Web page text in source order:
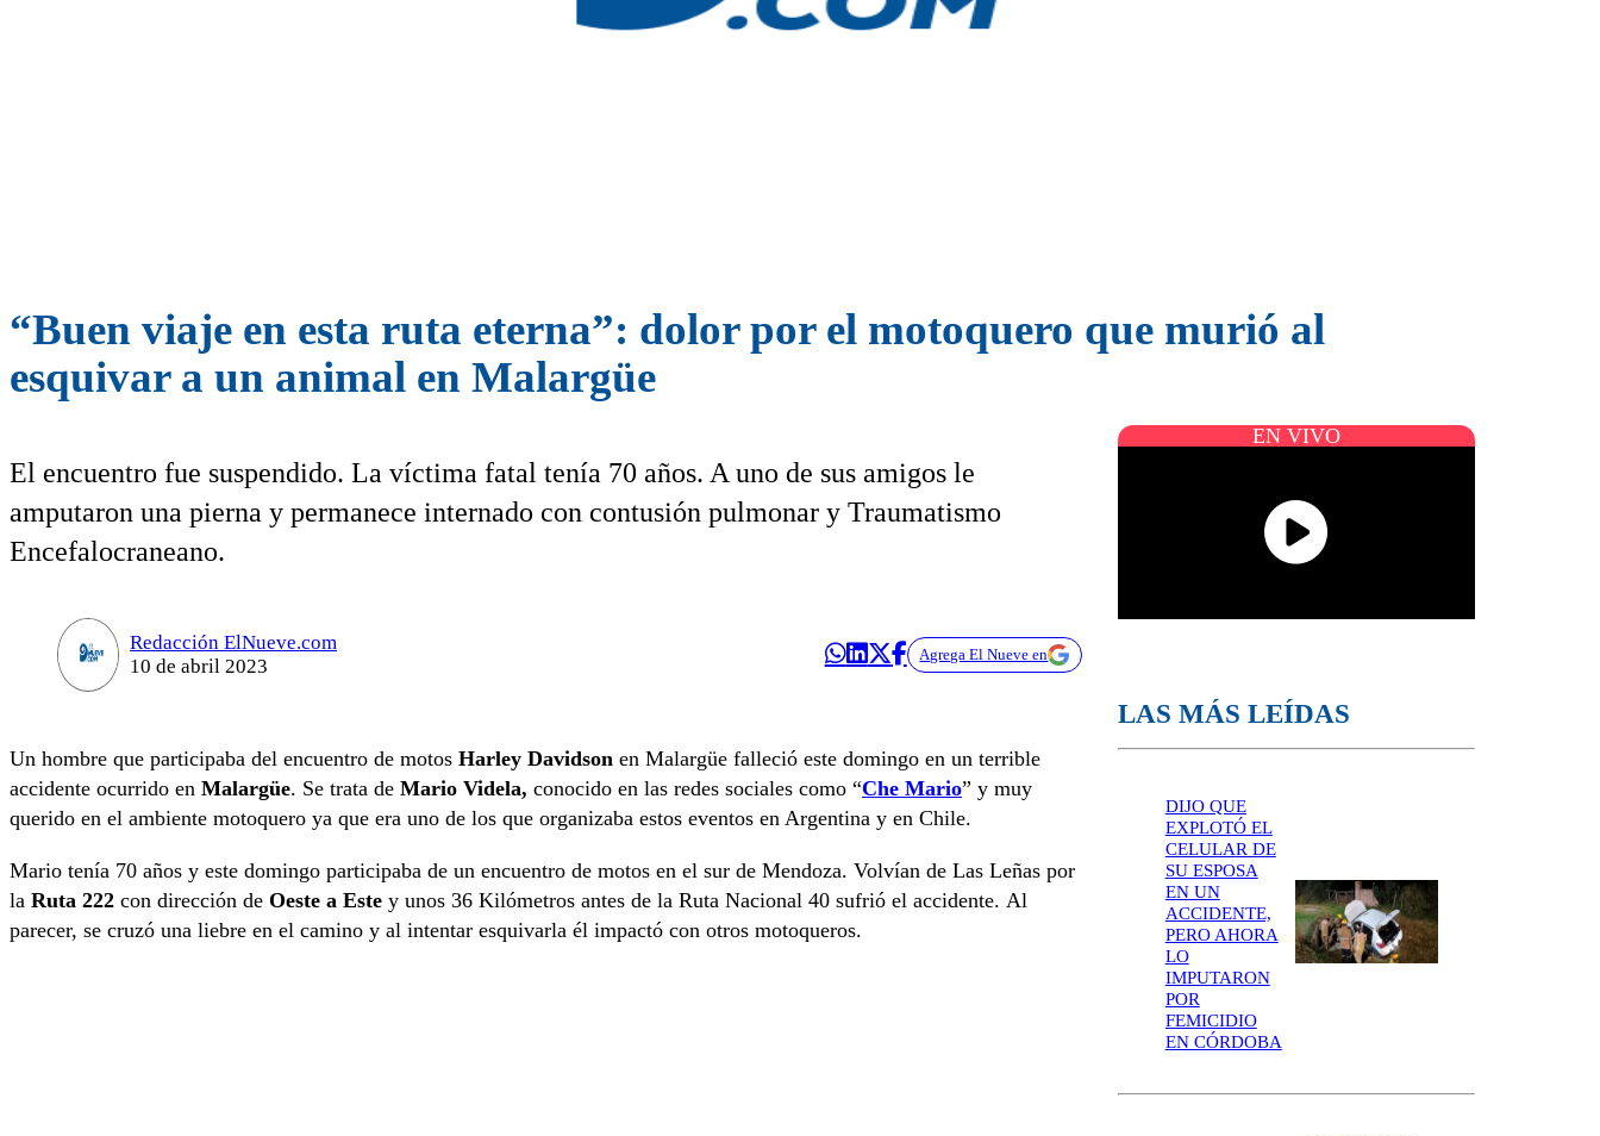
“Buen viaje en esta ruta eterna”: dolor por el motoquero que murió al
esquivar a un animal en Malargüe
El encuentro fue suspendido. La víctima fatal tenía 70 años. A uno de sus amigos le
amputaron una pierna y permanece internado con contusión pulmonar y Traumatismo
Encefalocraneano.
Redacción ElNueve.com
10 de abril 2023
Agrega El Nueve en
Un hombre que participaba del encuentro de motos Harley Davidson en Malargüe falleció este domingo en un terrible
accidente ocurrido en Malargüe. Se trata de Mario Videla, conocido en las redes sociales como “Che Mario” y muy
querido en el ambiente motoquero ya que era uno de los que organizaba estos eventos en Argentina y en Chile.
Mario tenía 70 años y este domingo participaba de un encuentro de motos en el sur de Mendoza. Volvían de Las Leñas por
la Ruta 222 con dirección de Oeste a Este y unos 36 Kilómetros antes de la Ruta Nacional 40 sufrió el accidente. Al
parecer, se cruzó una liebre en el camino y al intentar esquivarla él impactó con otros motoqueros.
EN VIVO
LAS MÁS LEÍDAS
DIJO QUE
EXPLOTÓ EL
CELULAR DE
SU ESPOSA
EN UN
ACCIDENTE,
PERO AHORA
LO
IMPUTARON
POR
FEMICIDIO
EN CÓRDOBA